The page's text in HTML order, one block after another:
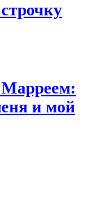
Марреем:
и мой